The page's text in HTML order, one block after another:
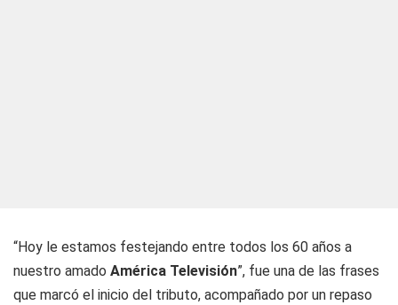
“Hoy le estamos festejando entre todos los 60 años a
nuestro amado América Televisión”, fue una de las frases
que marcó el inicio del tributo, acompañado por un repaso